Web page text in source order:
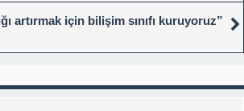
artırmak için bilişim sınıfı kuruyoruz”